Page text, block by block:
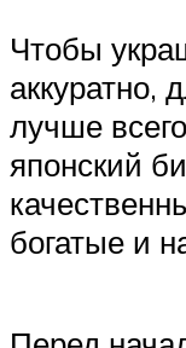
Чтобы
аккуратно,
лучше
японский
богатые и